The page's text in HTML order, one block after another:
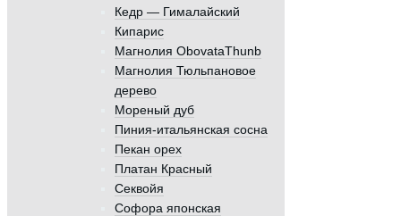
Кедр — Гималайский
Кипарис
Магнолия ObovataThunb
Магнолия Тюльпановое
дерево
Мореный дуб
Пиния-итальянская сосна
Пекан орех
Платан Красный
Секвойя
Софора японская